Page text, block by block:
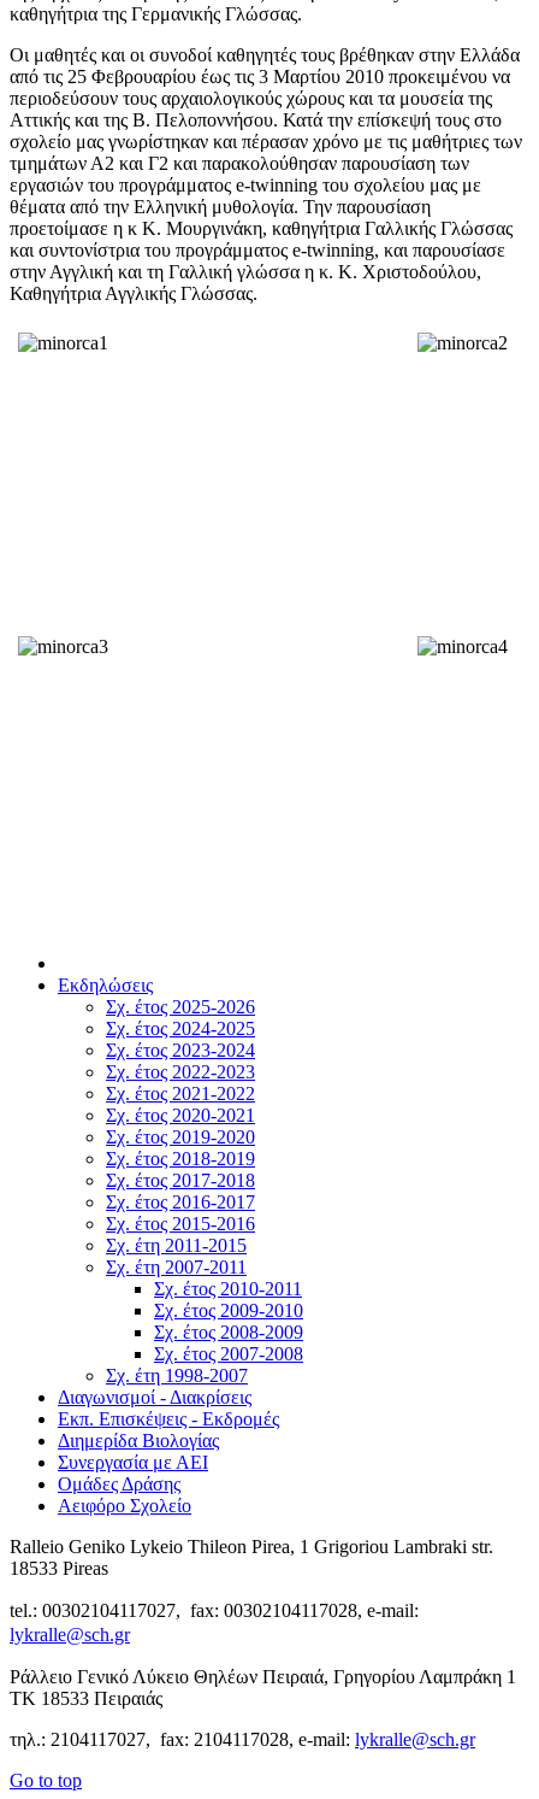
καθηγήτρια της Γερμανικής Γλώσσας.
Οι μαθητές και οι συνοδοί καθηγητές τους βρέθηκαν στην Ελλάδα
από τις 25 Φεβρουαρίου έως τις 3 Μαρτίου 2010 προκειμένου να
περιοδεύσουν τους αρχαιολογικούς χώρους και τα μουσεία της
Αττικής και της Β. Πελοποννήσου. Κατά την επίσκεψή τους στο
σχολείο μας γνωρίστηκαν και πέρασαν χρόνο με τις μαθήτριες των
τμημάτων Α2 και Γ2 και παρακολούθησαν παρουσίαση των
εργασιών του προγράμματος e-twinning του σχολείου μας με
θέματα από την Ελληνική μυθολογία. Την παρουσίαση
προετοίμασε η κ Κ. Μουργινάκη, καθηγήτρια Γαλλικής Γλώσσας
και συντονίστρια του προγράμματος e-twinning, και παρουσίασε
στην Αγγλική και τη Γαλλική γλώσσα η κ. Κ. Χριστοδούλου,
Καθηγήτρια Αγγλικής Γλώσσας.
Εκδηλώσεις
Σχ. έτος 2025-2026
Σχ. έτος 2024-2025
Σχ. έτος 2023-2024
Σχ. έτος 2022-2023
Σχ. έτος 2021-2022
Σχ. έτος 2020-2021
Σχ. έτος 2019-2020
Σχ. έτος 2018-2019
Σχ. έτος 2017-2018
Σχ. έτος 2016-2017
Σχ. έτος 2015-2016
Σχ. έτη 2011-2015
Σχ. έτη 2007-2011
Σχ. έτος 2010-2011
Σχ. έτος 2009-2010
Σχ. έτος 2008-2009
Σχ. έτος 2007-2008
Σχ. έτη 1998-2007
Διαγωνισμοί - Διακρίσεις
Εκπ. Επισκέψεις - Εκδρομές
Διημερίδα Βιολογίας
Συνεργασία με ΑΕΙ
Ομάδες Δράσης
Αειφόρο Σχολείο
Ralleio Geniko Lykeio Thileon Pirea, 1 Grigoriou Lambraki str.
18533 Pireas
tel.: 00302104117027, fax: 00302104117028, e-mail:
lykralle@sch.gr
Ράλλειο Γενικό Λύκειο Θηλέων Πειραιά, Γρηγορίου Λαμπράκη 1
ΤΚ 18533 Πειραιάς
τηλ.: 2104117027, fax: 2104117028, e-mail: lykralle@sch.gr
Go to top